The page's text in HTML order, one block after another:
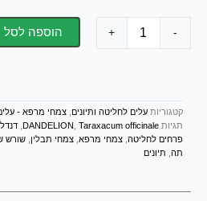
-
Taraxacum
officinale
+ הוספה לסל
קטגוריות עלים לחליטה ותיונים, צמחי מרפא -
תגיות DANDELION, Taraxacum officinale
,
פרחים לחליטה, צמחי מרפא, צמחי תבלין, שורש
תה, תיונים